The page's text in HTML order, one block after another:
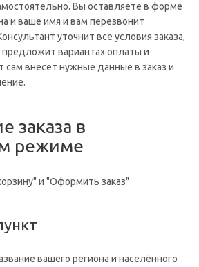
Вы оставляете в форме
и ваше имя и вам перезвонит
уточнит все условия заказа,
вариантах оплаты и
сам внесет нужные данные в заказ и
заказа в
режиме
и "Оформить заказ"
вашего региона и населённого